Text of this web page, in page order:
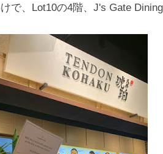
で、Lot10の4階、J's Gate Dining